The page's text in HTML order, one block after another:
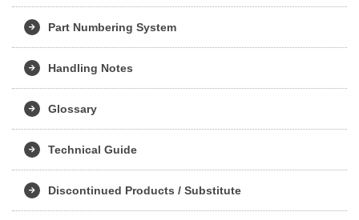
Part Numbering System
Handling Notes
Glossary
Technical Guide
Discontinued Products / Substitute